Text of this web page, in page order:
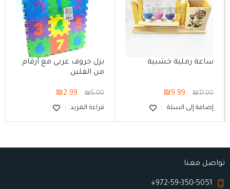
ساعة رملية خشبية
₪17.00
₪9.99
إضافة إلى السلة
بزل حروف عربي مع أرقام
من الفلين
₪5.00
₪2.99
قراءة المزيد
تواصل معنا
972-59-350-5051+